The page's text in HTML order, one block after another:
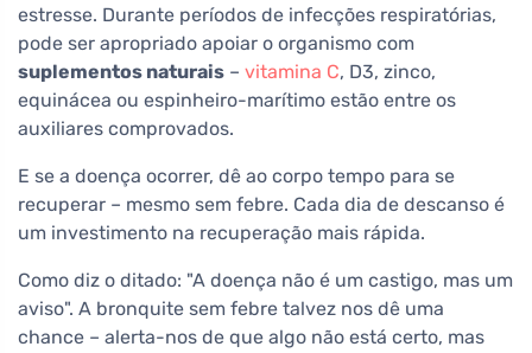
estresse. Durante períodos de infecções respiratórias,
pode ser apropriado apoiar o organismo com
suplementos naturais – vitamina C, D3, zinco,
equinácea ou espinheiro-marítimo estão entre os
auxiliares comprovados.
E se a doença ocorrer, dê ao corpo tempo para se
recuperar – mesmo sem febre. Cada dia de descanso é
um investimento na recuperação mais rápida.
Como diz o ditado: "A doença não é um castigo, mas um
aviso". A bronquite sem febre talvez nos dê uma
chance – alerta-nos de que algo não está certo, mas